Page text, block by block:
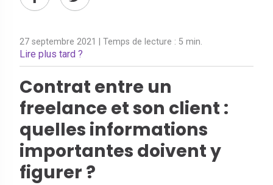
27 septembre 2021 | Temps de lecture : 5 min.
Lire plus tard ?
Contrat entre un
freelance et son client :
quelles informations
importantes doivent y
figurer ?